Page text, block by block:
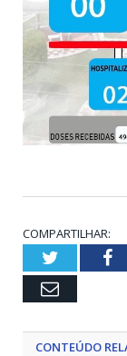
COMPARTILHAR:
Twitter
Email
CONTEÚDO